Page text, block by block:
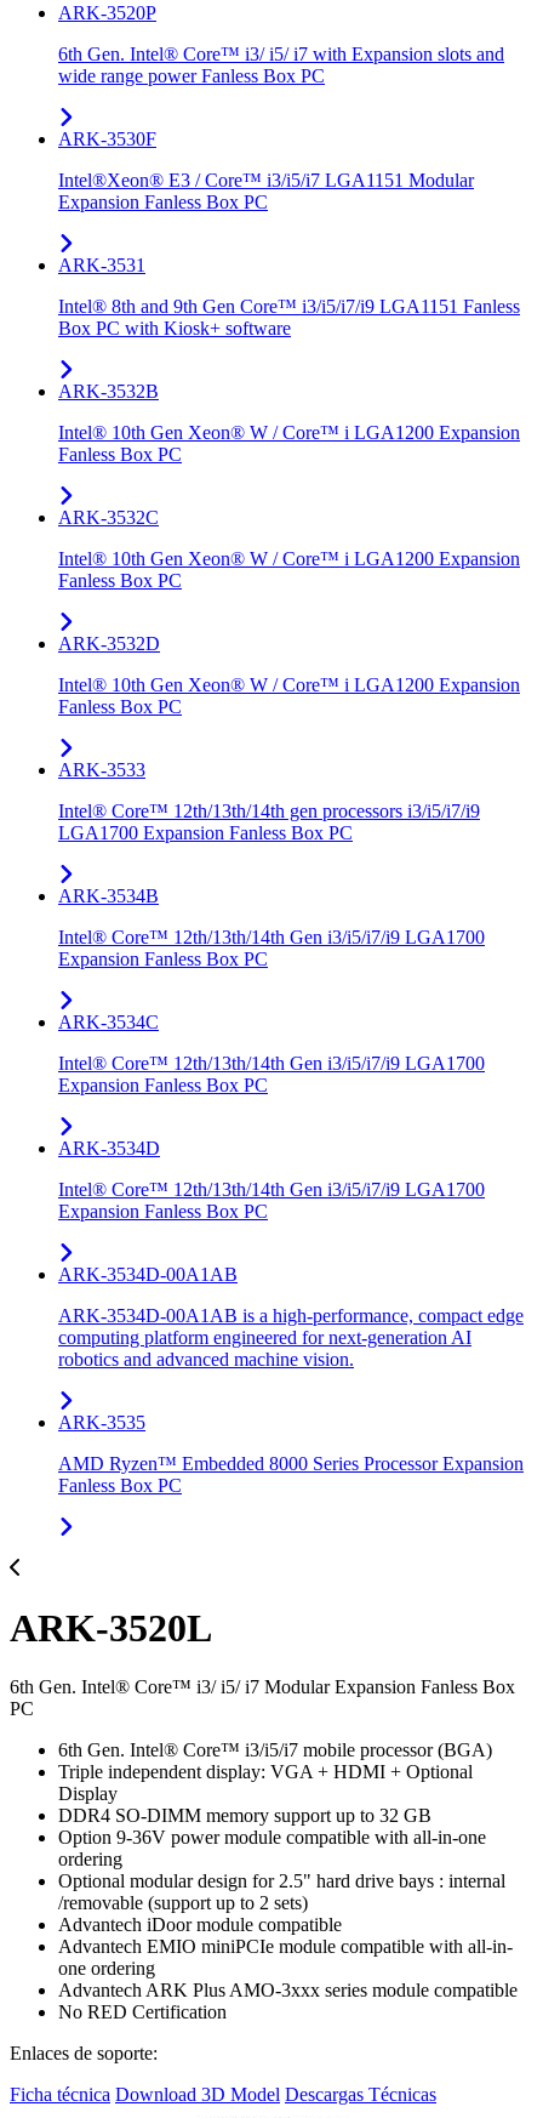
ARK-3520P
6th Gen. Intel® Core™ i3/ i5/ i7 with Expansion slots and
wide range power Fanless Box PC
ARK-3530F
Intel®Xeon® E3 / Core™ i3/i5/i7 LGA1151 Modular
Expansion Fanless Box PC
ARK-3531
Intel® 8th and 9th Gen Core™ i3/i5/i7/i9 LGA1151 Fanless
Box PC with Kiosk+ software
ARK-3532B
Intel® 10th Gen Xeon® W / Core™ i LGA1200 Expansion
Fanless Box PC
ARK-3532C
Intel® 10th Gen Xeon® W / Core™ i LGA1200 Expansion
Fanless Box PC
ARK-3532D
Intel® 10th Gen Xeon® W / Core™ i LGA1200 Expansion
Fanless Box PC
ARK-3533
Intel® Core™ 12th/13th/14th gen processors i3/i5/i7/i9
LGA1700 Expansion Fanless Box PC
ARK-3534B
Intel® Core™ 12th/13th/14th Gen i3/i5/i7/i9 LGA1700
Expansion Fanless Box PC
ARK-3534C
Intel® Core™ 12th/13th/14th Gen i3/i5/i7/i9 LGA1700
Expansion Fanless Box PC
ARK-3534D
Intel® Core™ 12th/13th/14th Gen i3/i5/i7/i9 LGA1700
Expansion Fanless Box PC
ARK-3534D-00A1AB
ARK-3534D-00A1AB is a high-performance, compact edge
computing platform engineered for next-generation AI
robotics and advanced machine vision.
ARK-3535
AMD Ryzen™ Embedded 8000 Series Processor Expansion
Fanless Box PC
ARK-3520L
6th Gen. Intel® Core™ i3/ i5/ i7 Modular Expansion Fanless Box
PC
6th Gen. Intel® Core™ i3/i5/i7 mobile processor (BGA)
Triple independent display: VGA + HDMI + Optional
Display
DDR4 SO-DIMM memory support up to 32 GB
Option 9-36V power module compatible with all-in-one
ordering
Optional modular design for 2.5" hard drive bays : internal
/removable (support up to 2 sets)
Advantech iDoor module compatible
Advantech EMIO miniPCIe module compatible with all-in-
one ordering
Advantech ARK Plus AMO-3xxx series module compatible
No RED Certification
Enlaces de soporte:
Ficha técnica Download 3D Model Descargas Técnicas